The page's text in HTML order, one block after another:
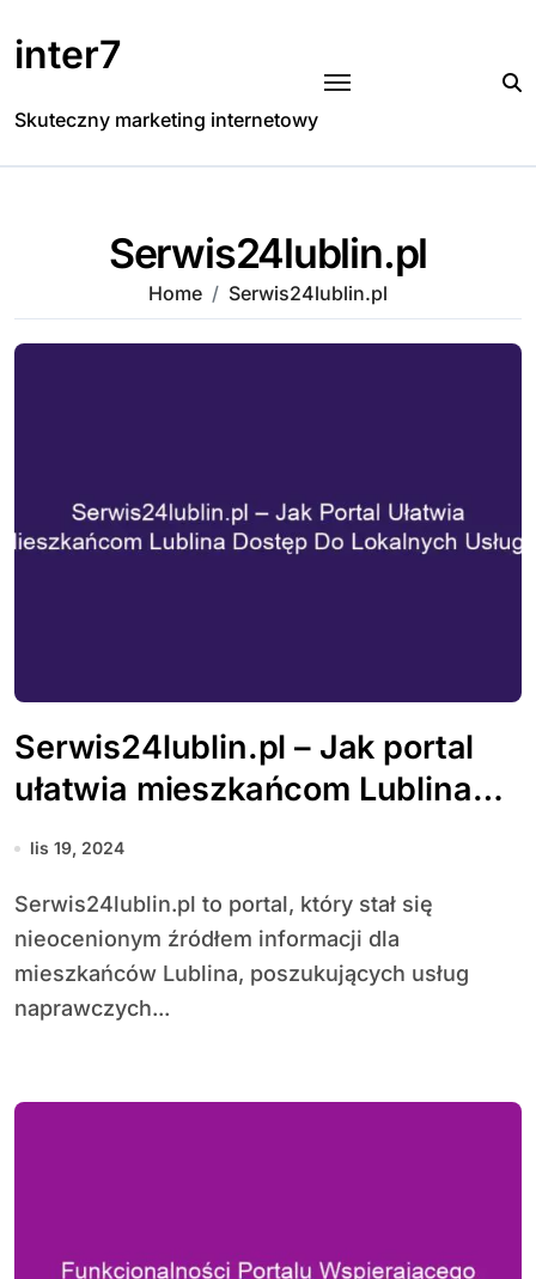
to
content
inter7
Skuteczny marketing internetowy
Serwis24lublin.pl
Home Serwis24lublin.pl
Serwis24lublin.pl – Jak portal
ułatwia mieszkańcom Lublina
dostęp do lokalnych usług?
lis 19, 2024
Serwis24lublin.pl to portal, który stał się
nieocenionym źródłem informacji dla
mieszkańców Lublina, poszukujących usług
naprawczych...